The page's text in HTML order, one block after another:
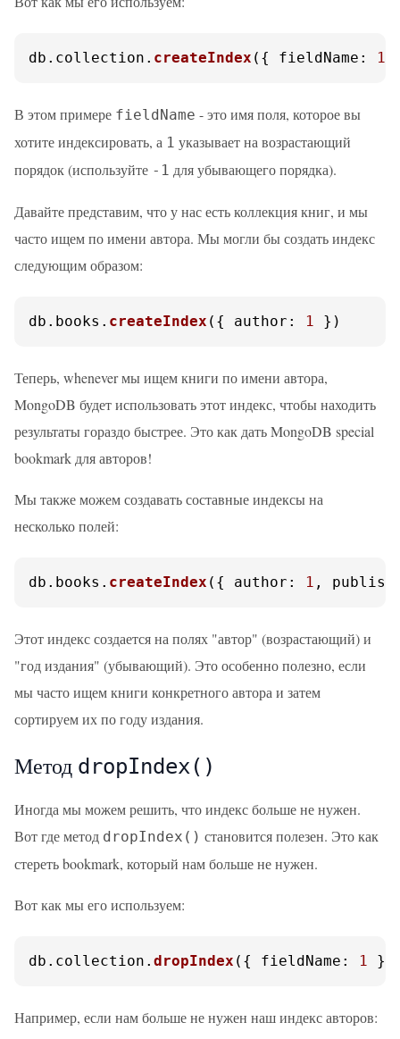
db. collection . createIndex ({ fieldName : 1
В этом примере fieldName - это имя поля, которое вы
хотите индексировать, а 1 указывает на возрастающий
порядок (используйте -1 для убывающего порядка).
Давайте представим, что у нас есть коллекция книг, и мы
часто ищем по имени автора. Мы могли бы создать индекс
следующим образом:
db. books . createIndex ({ author : 1 })
Теперь, whenever мы ищем книги по имени автора,
MongoDB будет использовать этот индекс, чтобы находить
результаты гораздо быстрее. Это как дать MongoDB special
bookmark для авторов!
Мы также можем создавать составные индексы на
несколько полей:
db. books . createIndex ({ author : 1 ,
Этот индекс создается на полях "автор" (возрастающий) и
"год издания" (убывающий). Это особенно полезно, если
мы часто ищем книги конкретного автора и затем
сортируем их по году издания.
Метод dropIndex()
Иногда мы можем решить, что индекс больше не нужен.
Вот где метод dropIndex() становится полезен. Это как
стереть bookmark, который нам больше не нужен.
Вот как мы его используем:
db. collection . dropIndex ({ fieldName : 1 })
Например, если нам больше не нужен наш индекс авторов: